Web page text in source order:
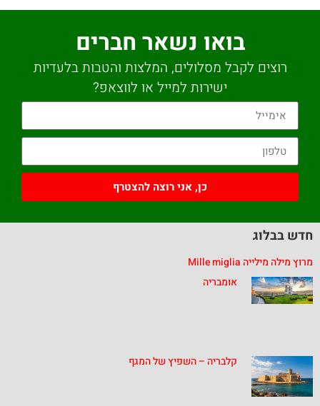
בואו נשאר חברים
רוצים לקבל מסלולים, המלצות והטבות בלעדיות
ישירות למייל או לווצאפ?
כן, אני רוצה להצטרף
חדש בבלוג
מרוץ מילה מילייה Mille miglia
אומבריה
קלבריה – השפיץ של המגף